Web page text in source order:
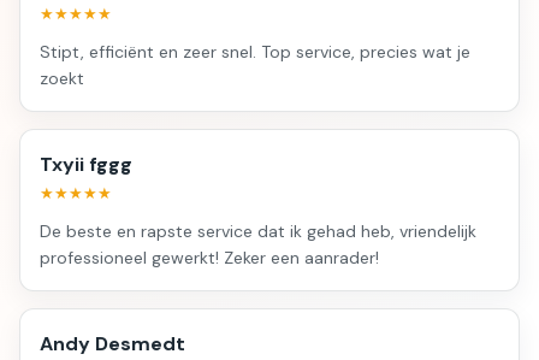
★★★★★
Stipt, efficiënt en zeer snel. Top service, precies wat je
zoekt
Txyii fggg
★★★★★
De beste en rapste service dat ik gehad heb, vriendelijk
professioneel gewerkt! Zeker een aanrader!
Andy Desmedt